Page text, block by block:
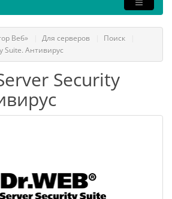
Веб» Для серверов
Поиск
Suite. Антивирус
Security